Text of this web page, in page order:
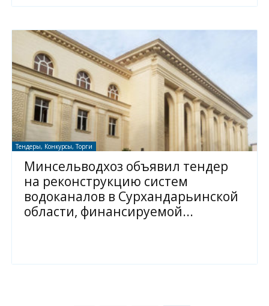
Тендеры, Конкурсы, Торги
Минсельводхоз объявил тендер
на реконструкцию систем
водоканалов в Сурхандарьинской
области, финансируемой...